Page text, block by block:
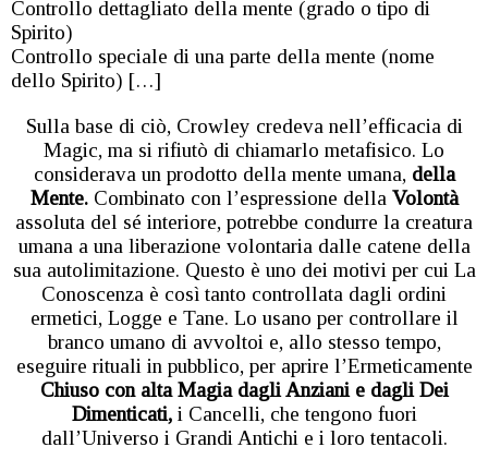
Controllo dettagliato della mente (grado o tipo di
Spirito)
Controllo speciale di una parte della mente (nome
dello Spirito) […]
Sulla base di ciò, Crowley credeva nell’efficacia di
Magic, ma si rifiutò di chiamarlo metafisico. Lo
considerava un prodotto della mente umana, della
Mente.Combinato con l’espressione della Volontà
assoluta del sé interiore, potrebbe condurre la creatura
umana a una liberazione volontaria dalle catene della
sua autolimitazione. Questo è uno dei motivi per cui La
Conoscenza è così tanto controllata dagli ordini
ermetici, Logge e Tane. Lo usano per controllare il
branco umano di avvoltoi e, allo stesso tempo,
eseguire rituali in pubblico, per aprire l’Ermeticamente
Chiuso con alta Magia dagli Anziani e dagli Dei
Dimenticati,i Cancelli, che tengono fuori
dall’Universo i Grandi Antichi e i loro tentacoli.